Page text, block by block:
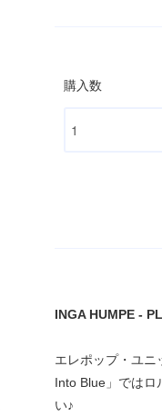
購入数
INGA HUMPE -
エレポップ・ユ
Into Blue」ではロ
い♪